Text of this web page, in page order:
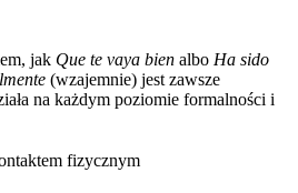
jak Que te vaya bien albo Ha sido
(wzajemnie) jest zawsze
na każdym poziomie formalności i
fizycznym